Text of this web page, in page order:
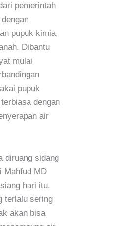
pemerintah
pupuk kimia,
Dibantu
mulai
pupuk
dengan
air
diruang sidang
Mahfud MD
hari itu.
terlalu sering
akan bisa